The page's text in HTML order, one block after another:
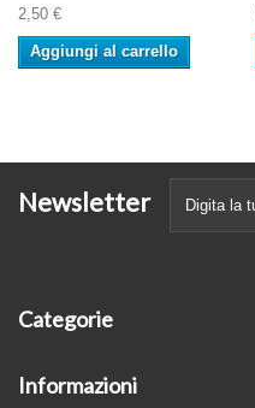
2,50 €
Aggiungi al carrello
Newsletter
Categorie
Informazioni